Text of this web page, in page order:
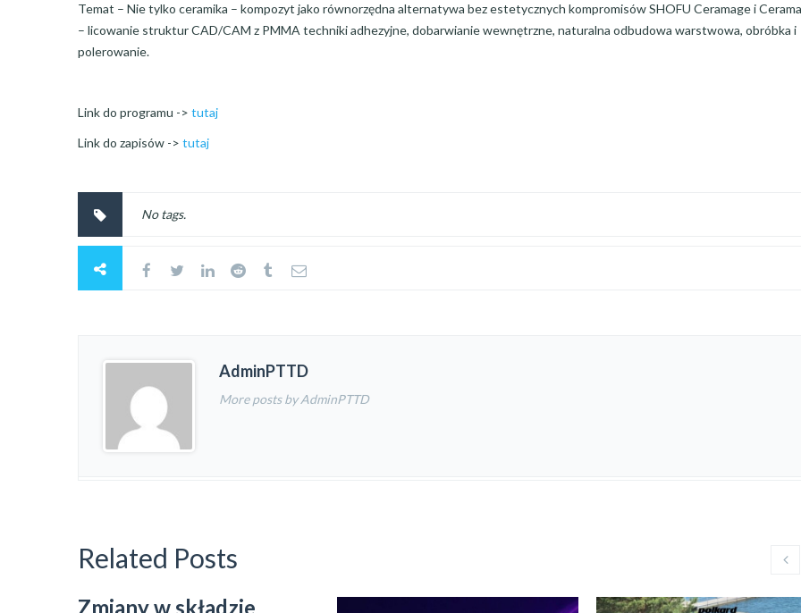
Temat – Nie tylko ceramika – kompozyt jako równorzędna alternatywa bez estetycznych kompromisów SHOFU Ceramage i
– licowanie struktur CAD/CAM z PMMA techniki adhezyjne, dobarwianie wewnętrzne, naturalna odbudowa warstwowa, obróbka i
polerowanie.
Link do programu -> tutaj
Link do zapisów -> tutaj
No tags.
AdminPTTD
More posts by AdminPTTD
Related Posts
Zmiany w składzie